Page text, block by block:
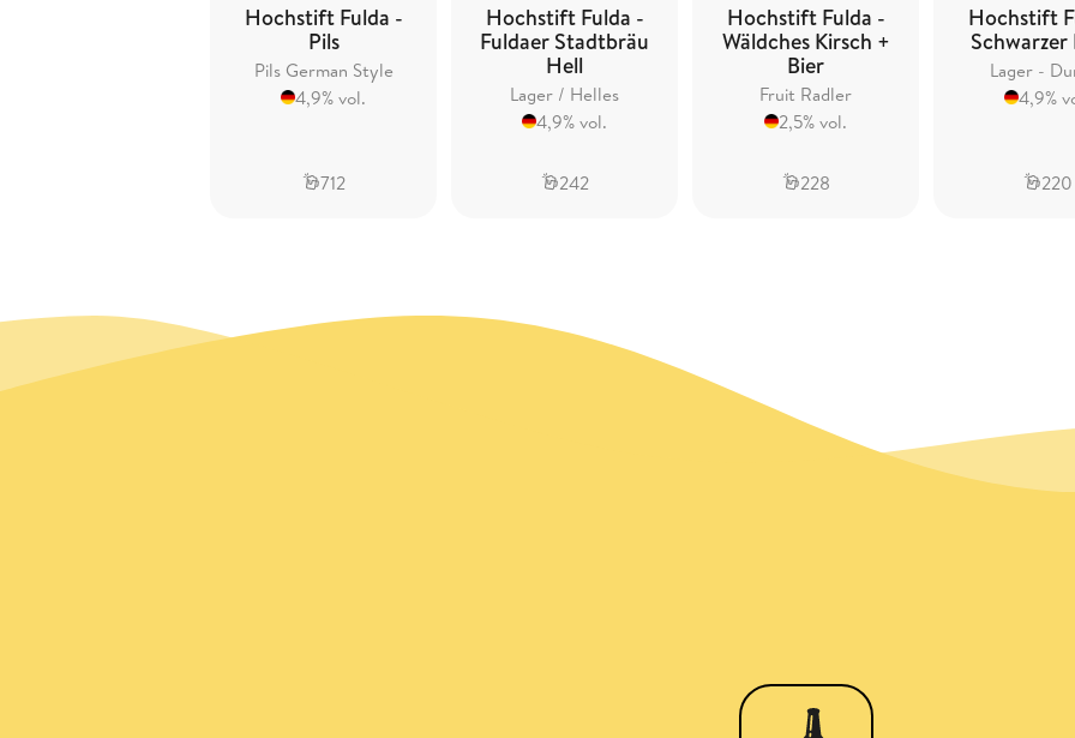
Hochstift Fulda -
Pils
Pils German Style
4,9% vol.
712
Hochstift Fulda -
Fuldaer Stadtbräu
Hell
Lager / Helles
4,9% vol.
242
Hochstift Fulda -
Wäldches Kirsch +
Bier
Fruit Radler
2,5% vol.
228
Hochstift
Schwarzer
Lager -
4,9%
220